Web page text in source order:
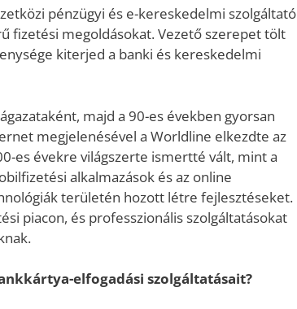
pénzügyi és e-kereskedelmi szolgáltató
fizetési megoldásokat. Vezető szerepet tölt
kiterjed a banki és kereskedelmi
majd a 90-es években gyorsan
megjelenésével a Worldline elkezdte az
es évekre világszerte ismertté vált, mint a
alkalmazások és az online
területén hozott létre fejlesztéseket.
piacon, és professzionális szolgáltatásokat
elfogadási szolgáltatásait?